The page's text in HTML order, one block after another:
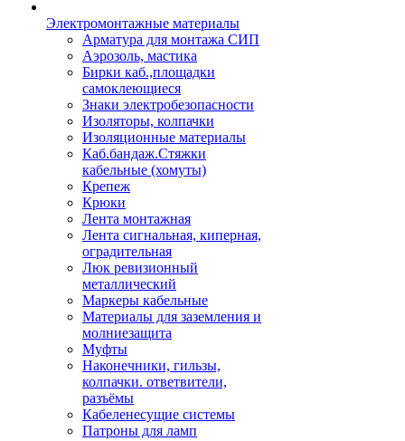
Электромонтажные материалы
Арматура для монтажа СИП
Аэрозоль, мастика
Бирки каб.,площадки
самоклеющиеся
Знаки электробезопасности
Изоляторы, колпачки
Изоляционные материалы
Каб.бандаж.Стяжки
кабельные (хомуты)
Крепеж
Крюки
Лента монтажная
Лента сигнальная, киперная,
оградительная
Люк ревизионный
металлический
Маркеры кабельные
Материалы для заземления и
молниезащита
Муфты
Наконечники, гильзы,
колпачки. ответвители,
разъёмы
Кабеленесущие системы
Патроны для ламп